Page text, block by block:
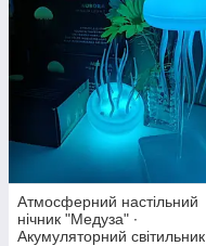
Атмосферний настільний
нічник "Медуза" ∙
Акумуляторний світильник